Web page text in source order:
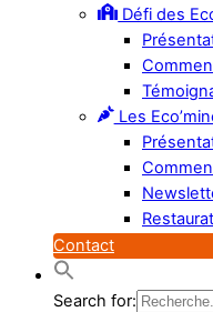
Défi des
Les
Contact
Search for: